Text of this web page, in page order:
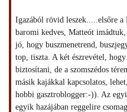
Igazából rövid leszek.....elsőre
baromi kedves, Matteót
jó, hogy buszmenetrend,
top, tiszta. A két észrevétel,
biztosítani, de a szomszédos
másik kajákkal kapcsolatos,
hobbi gasztroblogger:-)). Az
egyik hazájában reggelire